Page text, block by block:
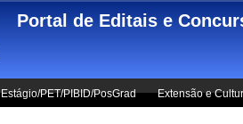
Portal de Editais e
Estágio/PET/PIBID/PosGrad Extensão e